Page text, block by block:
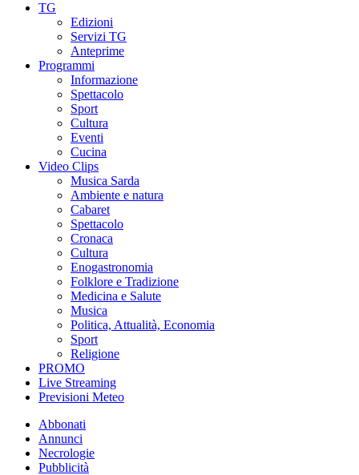
TG
Edizioni
Servizi TG
Anteprime
Programmi
Informazione
Spettacolo
Sport
Cultura
Eventi
Cucina
Video Clips
Musica Sarda
Ambiente e natura
Cabaret
Spettacolo
Cronaca
Cultura
Enogastronomia
Folklore e Tradizione
Medicina e Salute
Musica
Politica, Attualità, Economia
Sport
Religione
PROMO
Live Streaming
Previsioni Meteo
Abbonati
Annunci
Necrologie
Pubblicità